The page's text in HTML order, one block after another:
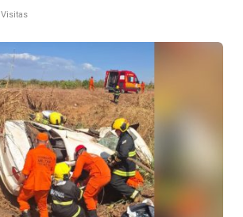
Visitas